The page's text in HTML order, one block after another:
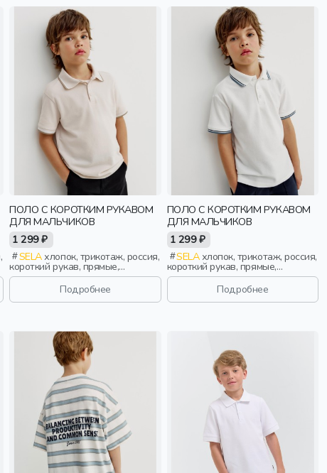
ПОЛО С КОРОТКИМ РУКАВОМ
ДЛЯ МАЛЬЧИКОВ
1 299 ₽
SELAхлопок, трикотаж, россия,
короткий рукав, прямые,
короткие, школа, разрез,
свободные, воротник, мальчики,
Подробнее
ПОЛО С КОРОТКИМ РУКАВОМ
ДЛЯ МАЛЬЧИКОВ
1 299 ₽
SELAхлопок, трикотаж, россия,
короткий рукав, прямые,
короткие, школа, разрез,
свободные, воротник, мальчики,
Подробнее